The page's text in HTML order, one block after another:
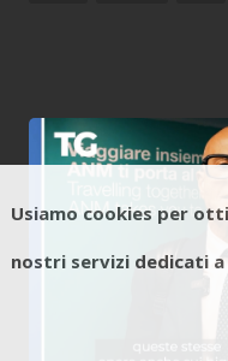
Usiamo cookies per
nostri servizi dedicati